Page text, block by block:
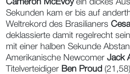
Cameron McEvoyein dickes
Sekunden kam er bis auf
Weltrekord des Brasilianers
deklassierte damit regelrecht
mit einer halben Sekunde
Amerikanische Newcomer Jack
Titelverteidiger Ben Proud